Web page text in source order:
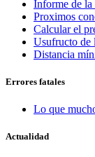
Informe de la
Proximos
Calcular el
Usufructo de
Distancia
Errores fatales
Lo que
Actualidad